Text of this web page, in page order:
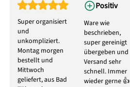
Super organisiert
und
unkompliziert.
Montag morgen
bestellt und
Mittwoch
geliefert, aus Bad
Positiv
Ware wie
beschrieben,
super gereinigt
übergeben und
Versand sehr
schnell. Immer
wieder gerne 👍